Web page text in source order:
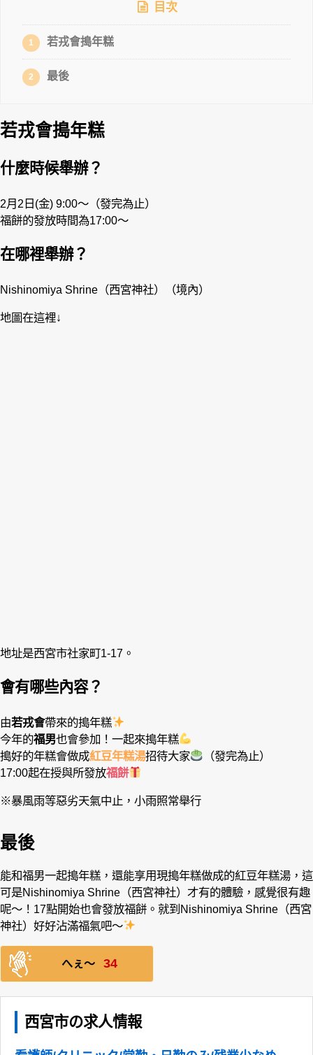
目次
1 若戎會搗年糕
2 最後
若戎會搗年糕
什麼時候舉辦？
2月2日(金) 9:00〜（發完為止）
福餅的發放時間為17:00〜
在哪裡舉辦？
Nishinomiya Shrine（西宮神社）（境內）
地圖在這裡↓
地址是西宮市社家町1-17。
會有哪些內容？
由若戎會帶來的搗年糕
今年的福男也會參加！一起來搗年糕
搗好的年糕會做成紅豆年糕湯招待大家
（發完為止）
17:00起在授與所發放福餅
※暴風雨等惡劣天氣中止，小雨照常舉行
最後
能和福男一起搗年糕，還能享用現搗年糕做成的紅豆年糕湯，這
可是Nishinomiya Shrine（西宮神社）才有的體驗，感覺很有趣
呢〜！17點開始也會發放福餅。就到Nishinomiya Shrine（西宮
神社）好好沾滿福氣吧〜
へぇ〜 34
西宮市の求人情報